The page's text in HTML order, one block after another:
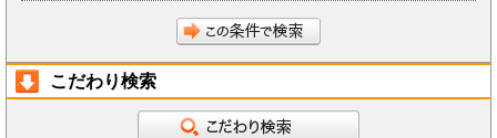
こだわり検索